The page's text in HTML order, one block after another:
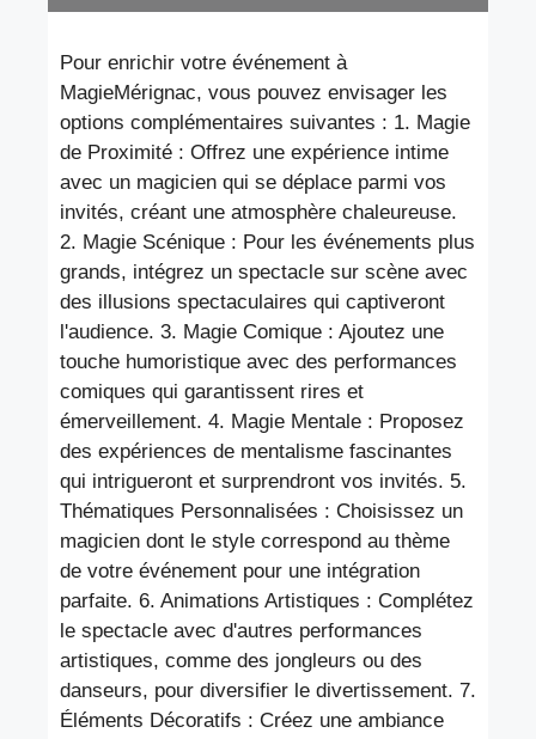
Pour enrichir votre événement à
MagieMérignac, vous pouvez envisager les
options complémentaires suivantes : 1. Magie
de Proximité : Offrez une expérience intime
avec un magicien qui se déplace parmi vos
invités, créant une atmosphère chaleureuse.
2. Magie Scénique : Pour les événements plus
grands, intégrez un spectacle sur scène avec
des illusions spectaculaires qui captiveront
l'audience. 3. Magie Comique : Ajoutez une
touche humoristique avec des performances
comiques qui garantissent rires et
émerveillement. 4. Magie Mentale : Proposez
des expériences de mentalisme fascinantes
qui intrigueront et surprendront vos invités. 5.
Thématiques Personnalisées : Choisissez un
magicien dont le style correspond au thème
de votre événement pour une intégration
parfaite. 6. Animations Artistiques : Complétez
le spectacle avec d'autres performances
artistiques, comme des jongleurs ou des
danseurs, pour diversifier le divertissement. 7.
Éléments Décoratifs : Créez une ambiance